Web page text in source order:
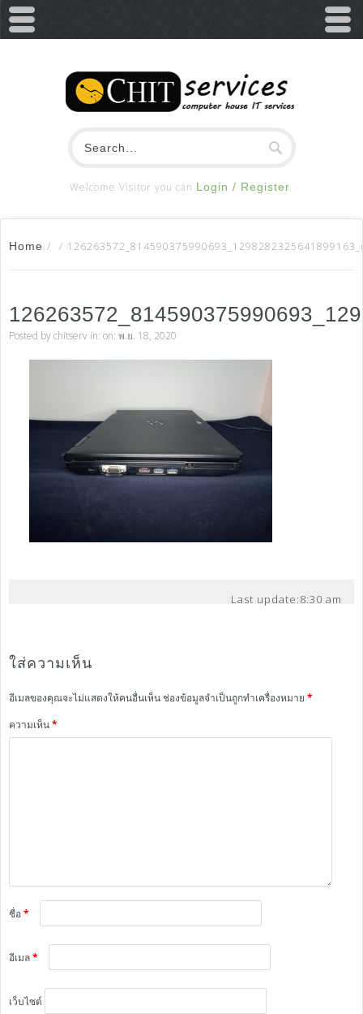
Welcome Visitor you can Login / Register
Home / /
Posted bychitserv in: on: พ.ย. 18, 2020
Last update:8:30 am
ใส่ความเห็น
อีเมลของคุณจะไม่แสดงให้คนอื่นเห็นช่องข้อมูลจำเป็นถูกทำเครื่องหมาย *
ความเห็น*
ชื่อ*
อีเมล*
เว็บไซต์